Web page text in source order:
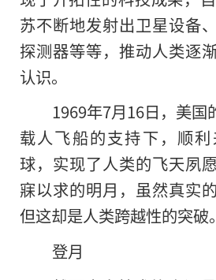
苏不断地发射出卫星设备
探测器等等，推动人类逐
认识。
1969年7月16日，美国
载人飞船的支持下，顺
球，实现了人类的飞天夙
寐以求的明月，虽然真实
但这却是人类跨越性的突破。
登月